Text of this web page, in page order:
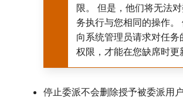
限。 但是，他们将无法
务执行与您相同的操作。
向系统管理员请求对任务
权限，才能在您缺席时更
停止委派不会删除授予被委派用